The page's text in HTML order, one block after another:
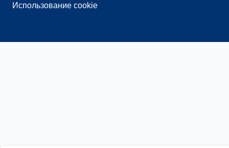
Использование cookie